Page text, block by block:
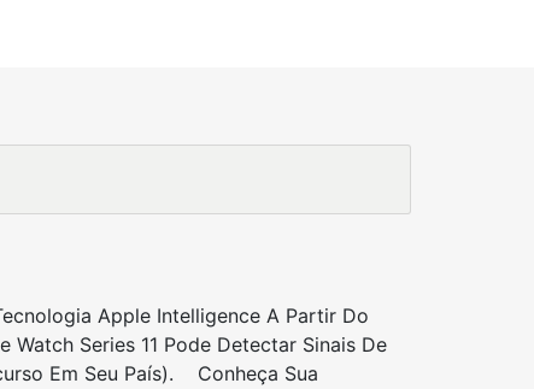
Apple Intelligence A Partir Do
Series 11 Pode Detectar Sinais De
Em Seu País). Conheça Sua